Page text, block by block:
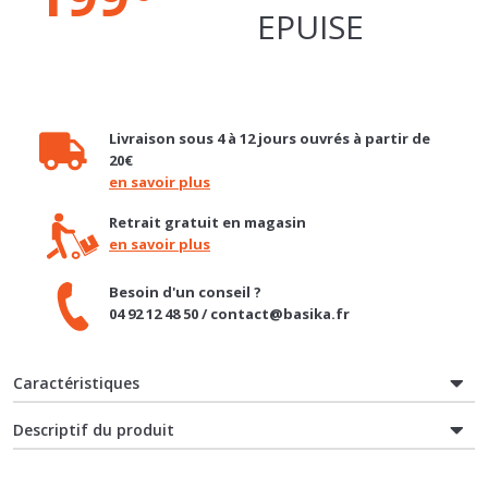
en savoir plus
Retrait gratuit en magasin
en savoir plus
Besoin d'un conseil ?
Caractéristiques
Descriptif du produit